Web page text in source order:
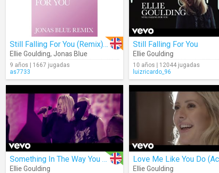
Still Falling For You (Remix) (Audio)
Ellie Goulding, Jonas Blue
9 años | 1667 jugadas
as7733
Still Falling For You
Ellie Goulding
10 años | 12044 jugadas
luizricardo_96
Something In The Way You Move
Ellie Goulding Ellie Goulding